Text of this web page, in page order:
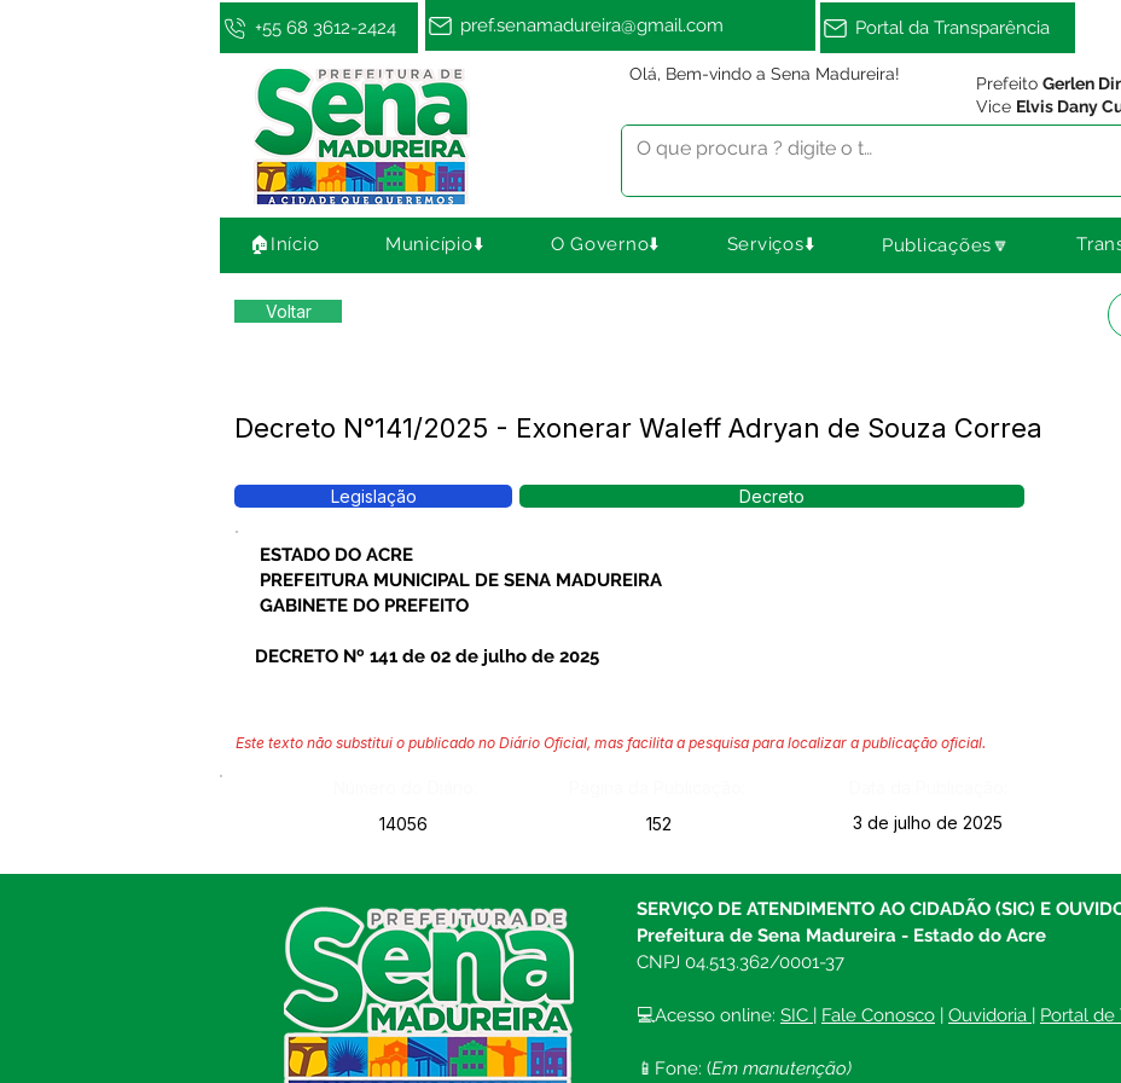
+55 68 3612-2424 pref.senamadureira@gmail.com Portal da Transparência
Olá, Bem-vindo a Sena Madureira! Prefeito Gerlen
Vice Elvis Dany
🏠Início Município⬇️ O Governo⬇️ Serviços⬇️ Publicações🔽
Voltar
Decreto N°141/2025 - Exonerar Waleff Adryan de Souza Correa
Legislação Decreto
ESTADO DO ACRE
PREFEITURA MUNICIPAL DE SENA MADUREIRA
GABINETE DO PREFEITO
DECRETO Nº 141 de 02 de julho de 2025
Este texto não substitui o publicado no Diário Oficial, mas facilita a pesquisa para localizar a publicação oficial.
14056
152 3 de julho de 2025
CIDADÃO (SIC) E OUVIDORIA
Prefeitura de Sena Madureira
CNPJ 04.513.362/0001-37
Av. Avelino Chaves, n° 720, 69940-
Sena Madureira, Acre, Brasil
SERVIÇO DE ATENDIMENTO AO CIDADÃO (SIC) E
Prefeitura de Sena Madureira - Estado do Acre
CNPJ 04.513.362/0001-37
💻Acesso online: SIC | Fale Conosco | Ouvidoria | Portal de
📱Fone: (Em manutenção)